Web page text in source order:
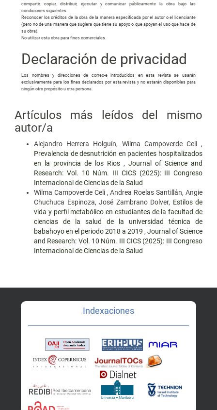
compartir, copiar, distribuir, ejecutar y comunicar públicamente la obra bajo las
condiciones siguientes:
Reconocer los créditos de la obra de la manera especificada por el autor o el licenciante
(pero no de una manera que sugiera que tiene su apoyo o que apoyan el uso que hace de
su obra).
No utilizar esta obra para fines comerciales.
Declaración de privacidad
Los nombres y direcciones de correo-e introducidos en esta revista se usarán
exclusivamente para los fines declarados por esta revista y no estarán disponibles para
ningún otro propósito u otra persona.
Artículos más leídos del mismo
autor/a
Alejandro Herrera Holguín, Wilma Campoverde Celi ,
Prevalencia de desnutrición en pacientes hospitalizados
en la provincia de los Rios , Journal of Science and
Research: Vol. 10 Núm. III CICS (2025): III Congreso
Internacional de Ciencias de la Salud
Wilma Campoverde Celi , Andrea Roelas Santillán, Angie
Chuchuca Espinoza, José Zambrano Dolver, Estilos de
vida y perfil metabólico en estudiantes de la facultad de
ciencias de la salud de la universidad técnica de
babahoyo en el periodo 2018 a 2019 , Journal of Science
and Research: Vol. 10 Núm. III CICS (2025): III Congreso
Internacional de Ciencias de la Salud
Indexaciones